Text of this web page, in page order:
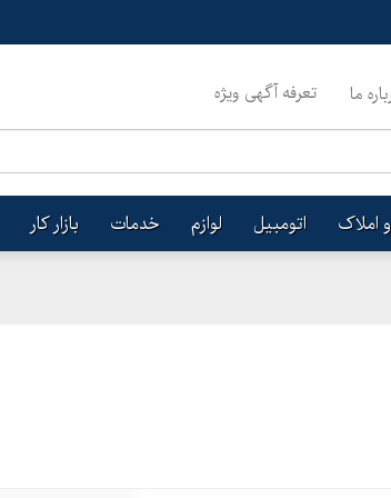
ما تعرفه آگهی ویژه
املاک اتومبیل لوازم خدمات بازار کار